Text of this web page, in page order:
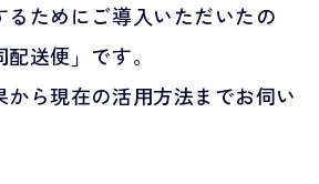
るためにご導入いただいたの
送便」です。
ら現在の活用方法までお伺い